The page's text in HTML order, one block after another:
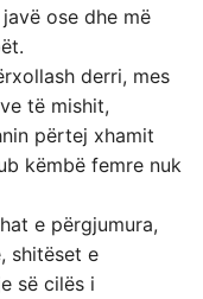
ose dhe më
derri, mes
të mishit,
përtej xhamit
këmbë femre nuk
e përgjumura,
shitëset e
së cilës i